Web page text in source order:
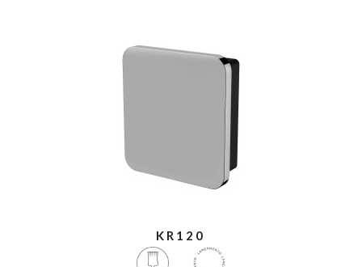
KR120